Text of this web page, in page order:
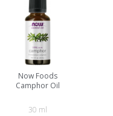
Now Foods
Camphor Oil
30 ml